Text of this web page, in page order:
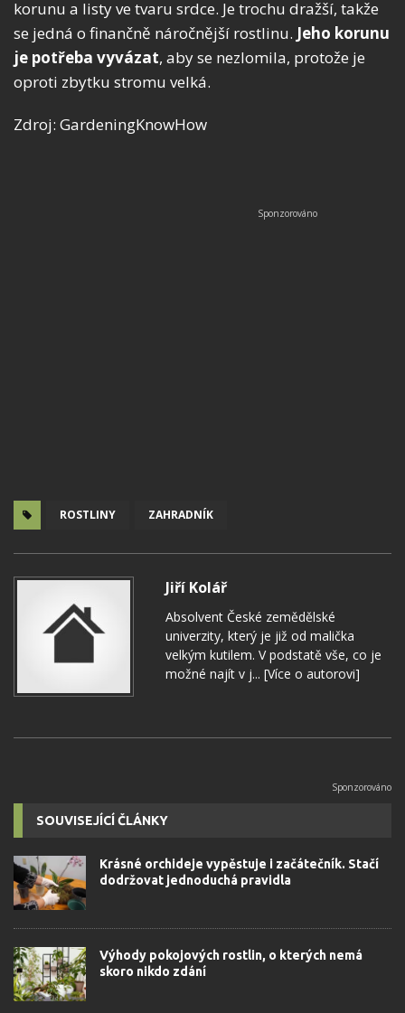
korunu a listy ve tvaru srdce. Je trochu dražší, takže
se jedná o finančně náročnější rostlinu. Jeho korunu
je potřeba vyvázat, aby se nezlomila, protože je
oproti zbytku stromu velká.
Zdroj: GardeningKnowHow
ROSTLINY ZAHRADNÍK
Jiří Kolář
Absolvent České zemědělské
univerzity, který je již od malička
velkým kutilem. V podstatě vše, co je
možné najít v j... [Více o autorovi]
SOUVISEJÍCÍ ČLÁNKY
Krásné orchideje vypěstuje i začátečník. Stačí
dodržovat jednoduchá pravidla
Výhody pokojových rostlin, o kterých nemá
skoro nikdo zdání